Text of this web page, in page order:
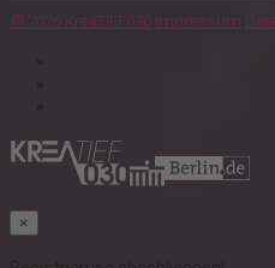
© 2026 KreaTIEF030 Impressum
×